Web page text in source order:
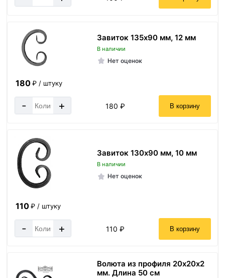
Завиток 135х90 мм, 12 мм
В наличии
Нет оценок
180₽ / штуку
- + 180 ₽ В корзину
Завиток 130х90 мм, 10 мм
В наличии
Нет оценок
110₽ / штуку
- + 110 ₽ В корзину
Волюта из профиля 20х20х2
мм. Длина 50 см